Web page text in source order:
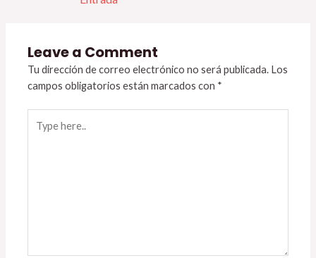
Leave a Comment
Tu dirección de correo electrónico no será publicada. Los
campos obligatorios están marcados con *
here..